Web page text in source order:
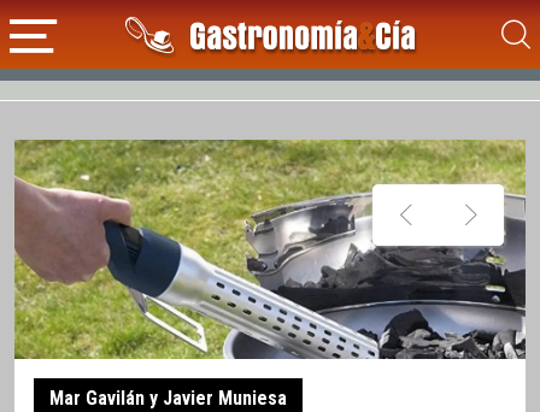
Mar Gavilán y Javier Muniesa